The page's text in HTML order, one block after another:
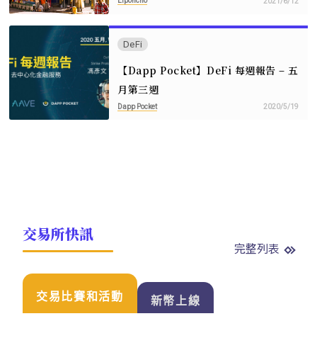
DeFi
【Dapp Pocket】DeFi 每週報告 – 五
月第三週
Dapp Pocket 2020/5/19
交易所快訊
完整列表
交易比賽和活動 新幣上線